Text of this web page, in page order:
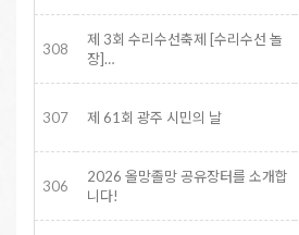
308
제 3회 수리수선축제 [수리수선 놀
장]…
307 제 61회 광주 시민의 날
306
2026 올망졸망 공유장터를 소개합
니다!